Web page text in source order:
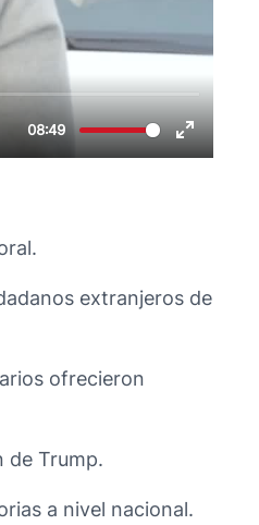
extranjeros de
ofrecieron
de Trump.
a nivel nacional.